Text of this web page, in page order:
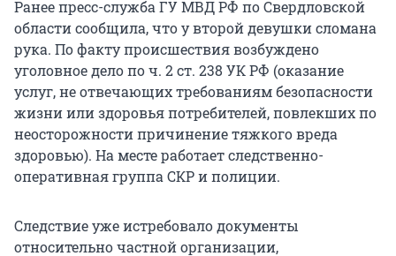
Ранее пресс-служба ГУ МВД РФ по Свердловской
области сообщила, что у второй девушки сломана
рука. По факту происшествия возбуждено
уголовное дело по ч. 2 ст. 238 УК РФ (оказание
услуг, не отвечающих требованиям безопасности
жизни или здоровья потребителей, повлекших по
неосторожности причинение тяжкого вреда
здоровью). На месте работает следственно-
оперативная группа СКР и полиции.
Следствие уже истребовало документы
относительно частной организации,